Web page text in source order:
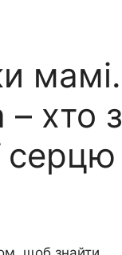
мамі.
– хто з
серцю